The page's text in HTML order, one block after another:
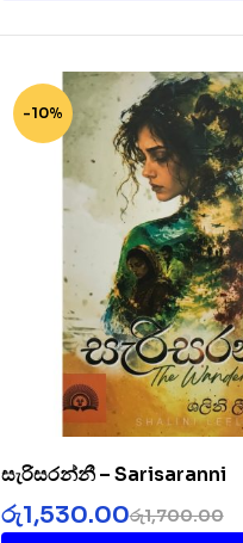
-10%
සැරිසරන්නී – Sarisaranni
රු1,700.00
රු1,530.00